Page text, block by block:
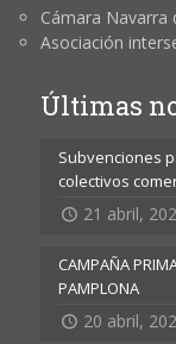
Cámara Navarra
Asociación
Últimas
Subvenciones
colectivos
21 abril,
CAMPAÑA
PAMPLONA
20 abril,